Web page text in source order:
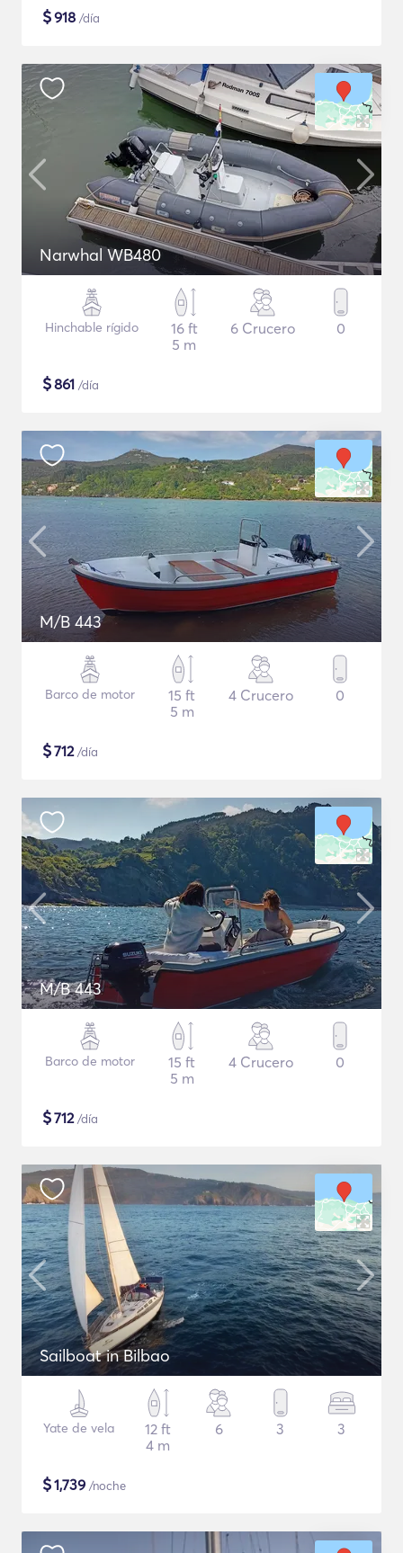
$918 /día
Narwhal WB480
Hinchable rígido
16 ft
5 m
6 Crucero 0
$861 /día
M/B 443
Barco de motor
15 ft
5 m
4 Crucero 0
$712/día
M/B 443
Barco de motor
15 ft
5 m
4 Crucero 0
$712/día
Sailboat in Bilbao
Yate de vela
12 ft
4 m
6 3 3
$1,739 /noche